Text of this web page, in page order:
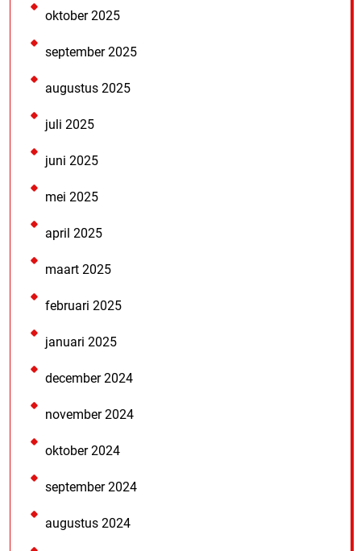
oktober 2025
september 2025
augustus 2025
juli 2025
juni 2025
mei 2025
april 2025
maart 2025
februari 2025
januari 2025
december 2024
november 2024
oktober 2024
september 2024
augustus 2024